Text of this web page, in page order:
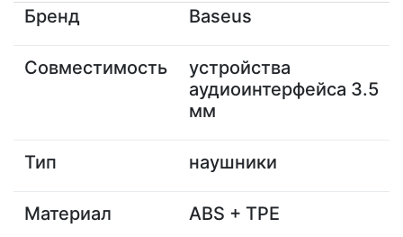
Бренд Baseus
Совместимость
устройства
аудиоинтерфейса 3.5
мм
Тип наушники
Материал ABS + TPE